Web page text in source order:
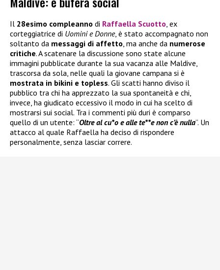
Il 28esimo compleanno di Raffaella Scuotto , ex
corteggiatrice di Uomini e Donne, è stato accompagnato non
soltanto da messaggi di affetto , ma anche da numerose
critiche. A scatenare la discussione sono state alcune
immagini pubblicate durante la sua vacanza alle Maldive,
trascorsa da sola, nelle quali la giovane campana si è
mostrata in bikini e topless. Gli scatti hanno diviso il
pubblico tra chi ha apprezzato la sua spontaneità e chi,
invece, ha giudicato eccessivo il modo in cui ha scelto di
mostrarsi sui social. Tra i commenti più duri è comparso
quello di un utente: “Oltre al cu*o e alle te**e non c’è nulla”. Un
attacco al quale Raffaella ha deciso di rispondere
personalmente, senza lasciar correre.